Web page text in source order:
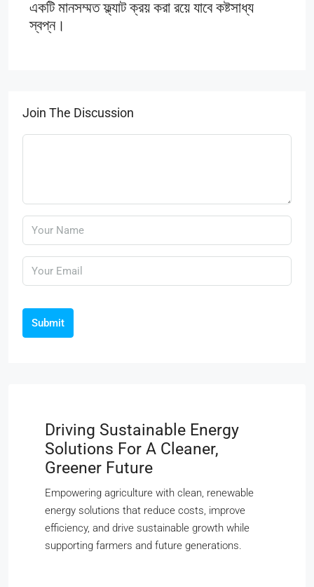
একটি মানসম্মত ফ্ল্যাট ক্রয় করা রয়ে যাবে কষ্টসাধ্য
স্বপ্ন।
Join The Discussion
Submit
Driving Sustainable Energy
Solutions For A Cleaner,
Greener Future
Empowering agriculture with clean, renewable
energy solutions that reduce costs, improve
efficiency, and drive sustainable growth while
supporting farmers and future generations.